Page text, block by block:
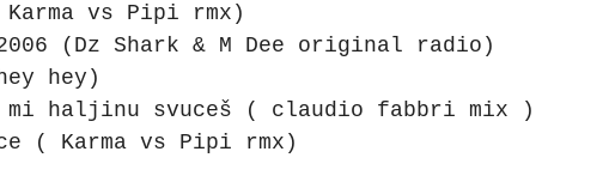
vs Pipi rmx)
(Dz Shark & M Dee original radio)
hey)
mi haljinu svuceš ( claudio fabbri mix )
( Karma vs Pipi rmx)